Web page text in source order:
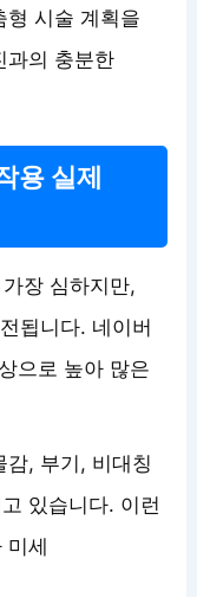
형 시술 계획을
과의 충분한
용 실제
장 심하지만,
됩니다. 네이버
으로 높아 많은
감, 부기, 비대칭
있습니다. 이런
미세